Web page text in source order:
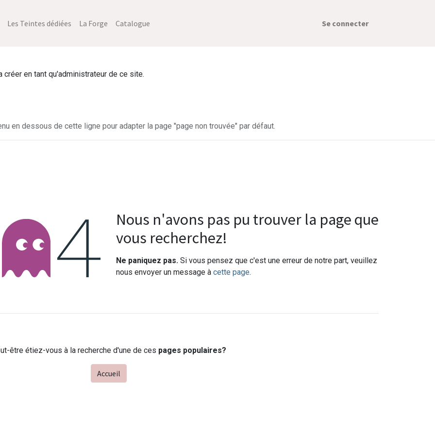
Les Teintes dédiées La Forge Catalogue Se connecter
en tant qu'administrateur de ce site.
en dessous de cette ligne pour adapter la page "page non trouvée" par défaut.
Erreur 404
Nous n'avons pas pu trouver la page que
vous recherchez!
Ne paniquez pas.Si vous pensez que c'est une erreur de notre part, veuillez
nous envoyer un message à cette page.
être étiez-vous à la recherche d'une de ces pages populaires?
Accueil